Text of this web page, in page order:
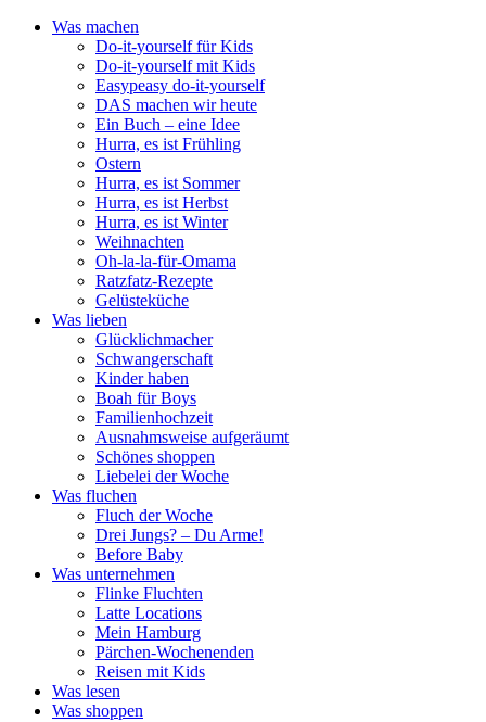
Was machen
Do-it-yourself für Kids
Do-it-yourself mit Kids
Easypeasy do-it-yourself
DAS machen wir heute
Ein Buch – eine Idee
Hurra, es ist Frühling
Ostern
Hurra, es ist Sommer
Hurra, es ist Herbst
Hurra, es ist Winter
Weihnachten
Oh-la-la-für-Omama
Ratzfatz-Rezepte
Gelüsteküche
Was lieben
Glücklichmacher
Schwangerschaft
Kinder haben
Boah für Boys
Familienhochzeit
Ausnahmsweise aufgeräumt
Schönes shoppen
Liebelei der Woche
Was fluchen
Fluch der Woche
Drei Jungs? – Du Arme!
Before Baby
Was unternehmen
Flinke Fluchten
Latte Locations
Mein Hamburg
Pärchen-Wochenenden
Reisen mit Kids
Was lesen
Was shoppen